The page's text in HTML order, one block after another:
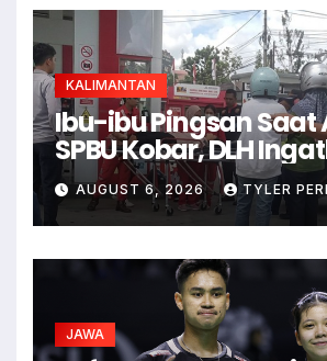
KALIMANTAN
Ibu-ibu Pingsan Saat
SPBU Kobar, DLH
Ancaman Dehidrasi
AUGUST 6, 2026 TYLER
JAWA